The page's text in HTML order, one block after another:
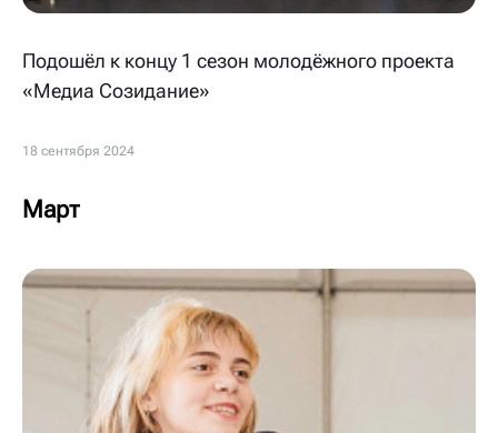
Подошёл к концу 1 сезон молодёжного проекта
«Медиа Созидание»
18 сентября 2024
Март